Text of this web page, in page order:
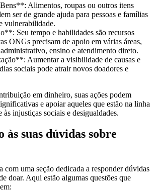
Alimentos, roupas ou outros itens
ser de grande ajuda para pessoas e famílias
vulnerabilidade.
Seu tempo e habilidades são recursos
ONGs precisam de apoio em várias áreas,
ensino e atendimento direto.
Aumentar a visibilidade de causas e
sociais pode atrair novos doadores e
em dinheiro, suas ações podem
e apoiar aqueles que estão na linha
às injustiças sociais e desigualdades.
às suas dúvidas sobre
com uma seção dedicada a responder dúvidas
doar. Aqui estão algumas questões que